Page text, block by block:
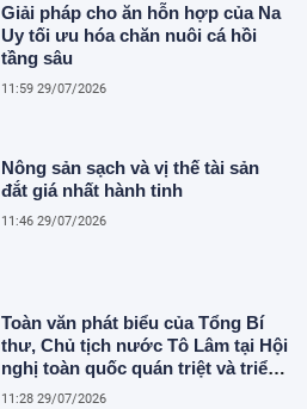
Giải pháp cho ăn hỗn hợp của Na
Uy tối ưu hóa chăn nuôi cá hồi
tầng sâu
11:59 29/07/2026
Nông sản sạch và vị thế tài sản
đắt giá nhất hành tinh
11:46 29/07/2026
Toàn văn phát biểu của Tổng Bí
thư, Chủ tịch nước Tô Lâm tại Hội
nghị toàn quốc quán triệt và triển
khai thực hiện Nghị quyết Hội
11:28 29/07/2026